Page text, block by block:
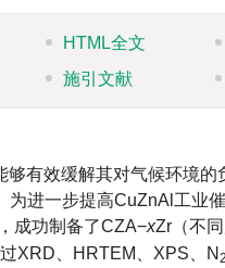
HTML全文
施引文献
够有效缓解其对气候环境
为进一步提高CuZnAl工业
成功制备了CZA−xZr（不
XRD、HRTEM、XPS、N